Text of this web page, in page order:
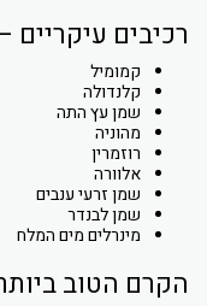
רכיבים עיקריים
קמומיל
קלנדולה
שמן עץ התה
מהוניה
רוזמרין
אלוורה
שמן זרעי ענבים
שמן לבנדר
מינרלים מים המלח
הקרם הטוב